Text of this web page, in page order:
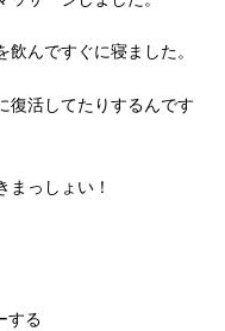
んですぐに寝ました。
復活してたりするんです
まっしょい！
する